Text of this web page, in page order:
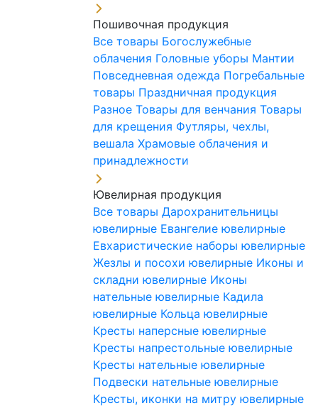
Пошивочная продукция
Все товары Богослужебные
облачения Головные уборы Мантии
Повседневная одежда Погребальные
товары Праздничная продукция
Разное Товары для венчания Товары
для крещения Футляры, чехлы,
вешала Храмовые облачения и
принадлежности
Ювелирная продукция
Все товары Дарохранительницы
ювелирные Евангелие ювелирные
Евхаристические наборы ювелирные
Жезлы и посохи ювелирные Иконы и
складни ювелирные Иконы
нательные ювелирные Кадила
ювелирные Кольца ювелирные
Кресты наперсные ювелирные
Кресты напрестольные ювелирные
Кресты нательные ювелирные
Подвески нательные ювелирные
Кресты, иконки на митру ювелирные